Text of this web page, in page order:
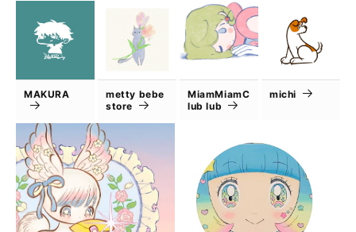
MAKURA
metty bebe
store
MiamMiamC
lub lub
michi